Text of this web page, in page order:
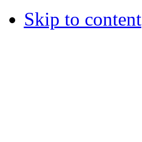
Skip to content